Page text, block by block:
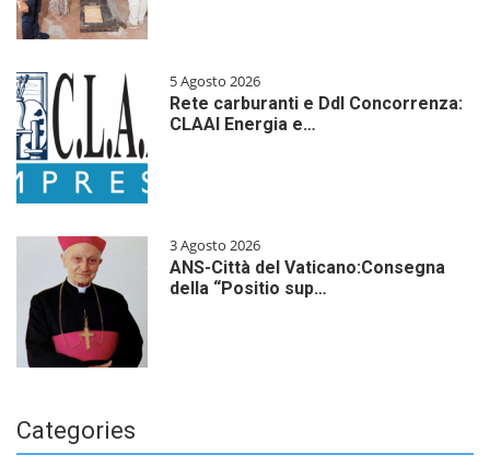
5 Agosto 2026
Rete carburanti e Ddl Concorrenza:
CLAAI Energia e…
3 Agosto 2026
ANS-Città del Vaticano:Consegna
della “Positio sup…
Categories